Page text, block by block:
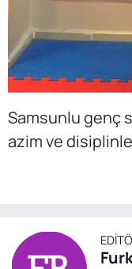
Samsunlu genç
azim ve disiplinle